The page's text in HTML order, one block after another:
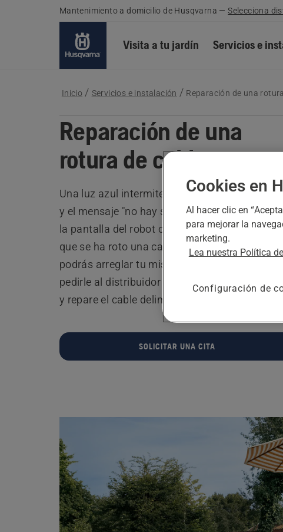
Mantenimiento a domicilio de Husqvarna — Selecciona
Visita a tu jardín Servicios e
Inicio Servicios e instalación Reparación de una
Reparación de una
rotura de cable
Una luz azul intermitente en la estación de
y el mensaje "no hay señal" en la aplicación o
la pantalla del robot cortacésped, puede
que se ha roto una cable. No te preocupes,
podrás arreglar tu mismo una rotura de cable, o
pedirle al distribuidor que identifique el
y repare el cable delimitador por ti.
SOLICITAR UNA CITA
Cookies en
Al hacer clic en
para mejorar la
marketing.
Lea nuestra Política
Configuración de